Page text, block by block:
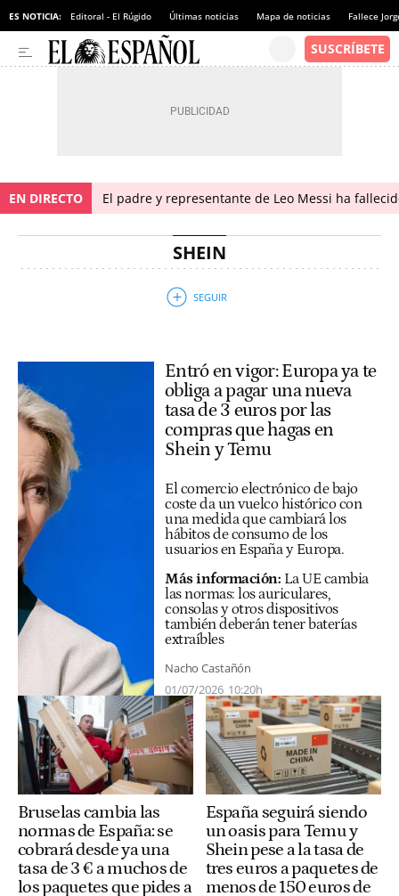
ES NOTICIA: Editoral - El Rúgido Últimas noticias Mapa de noticias Fallece
EN DIRECTO El padre y representante de Leo Messi ha
SHEIN
Entró en vigor: Europa ya te
obliga a pagar una nueva
tasa de 3 euros por las
compras que hagas en
Shein y Temu
El comercio electrónico de bajo
coste da un vuelco histórico con
una medida que cambiará los
hábitos de consumo de los
usuarios en España y Europa.
Más información: La UE cambia
las normas: los auriculares,
consolas y otros dispositivos
también deberán tener baterías
extraíbles
Nacho Castañón
01/07/2026 10:20h
Bruselas cambia las
normas de España: se
cobrará desde ya una
tasa de 3 € a muchos de
los paquetes que pides a
España seguirá siendo
un oasis para Temu y
Shein pese a la tasa de
tres euros a paquetes de
menos de 150 euros de